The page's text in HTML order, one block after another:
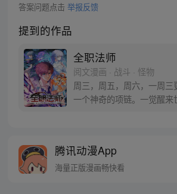
答案问题点击 举报反馈
提到的作品
全职法师
阅文漫画 · 战斗 · 怪物
周三，周五，周六，一周三
一个神奇的项链。一觉醒来
腾讯动漫App
海量正版漫画畅快看